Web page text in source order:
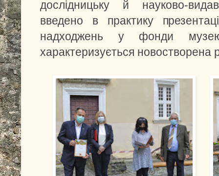
дослідницьку й науково-
введено в практику
надходжень у фонди
характеризується новостворена